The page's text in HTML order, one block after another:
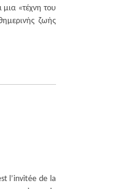
«τέχνη του
ζωής
l’invitée de la